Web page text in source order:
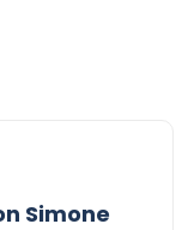
Simone